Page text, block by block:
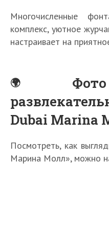
Многочисленные
комплекс, уютное
настраивает на
Dubai Marina
Посмотреть, как
Марина Молл», можно